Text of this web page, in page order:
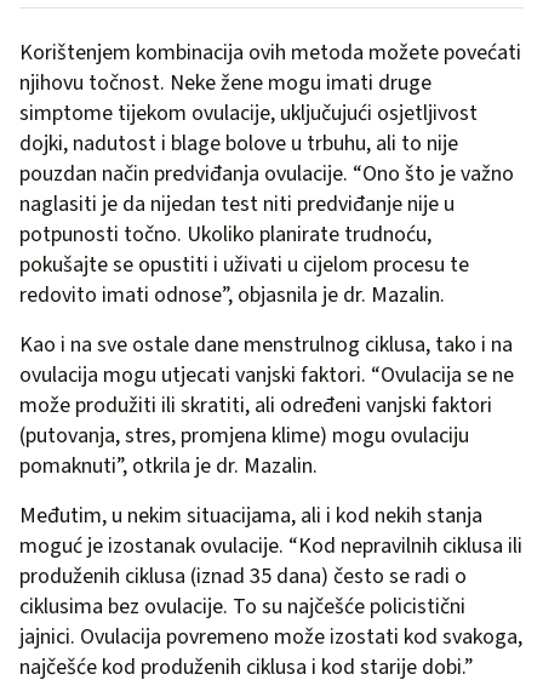
Korištenjem kombinacija ovih metoda možete povećati
njihovu točnost. Neke žene mogu imati druge
simptome tijekom ovulacije, uključujući osjetljivost
dojki, nadutost i blage bolove u trbuhu, ali to nije
pouzdan način predviđanja ovulacije. “Ono što je važno
naglasiti je da nijedan test niti predviđanje nije u
potpunosti točno. Ukoliko planirate trudnoću,
pokušajte se opustiti i uživati u cijelom procesu te
redovito imati odnose”, objasnila je dr. Mazalin.
Kao i na sve ostale dane menstrulnog ciklusa, tako i na
ovulacija mogu utjecati vanjski faktori. “Ovulacija se ne
može produžiti ili skratiti, ali određeni vanjski faktori
(putovanja, stres, promjena klime) mogu ovulaciju
pomaknuti”, otkrila je dr. Mazalin.
Međutim, u nekim situacijama, ali i kod nekih stanja
moguć je izostanak ovulacije. “Kod nepravilnih ciklusa ili
produženih ciklusa (iznad 35 dana) često se radi o
ciklusima bez ovulacije. To su najčešće policistični
jajnici. Ovulacija povremeno može izostati kod svakoga,
najčešće kod produženih ciklusa i kod starije dobi.”